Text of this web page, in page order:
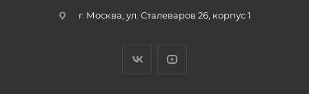
г. Москва, ул. Сталеваров 26, корпус 1